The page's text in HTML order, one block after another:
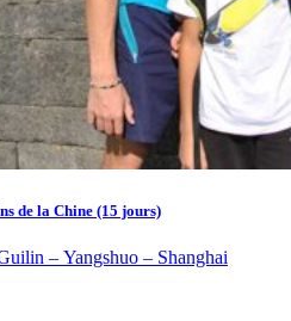
de la Chine (15 jours)
– Yangshuo – Shanghai